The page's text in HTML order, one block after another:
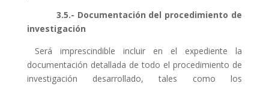
3.5.- Documentación del procedimiento de
investigación
Será imprescindible incluir en el expediente la
documentación detallada de todo el procedimiento de
investigación desarrollado, tales como los